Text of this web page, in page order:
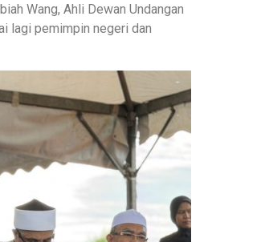
Wang, Ahli Dewan Undangan
lagi pemimpin negeri dan